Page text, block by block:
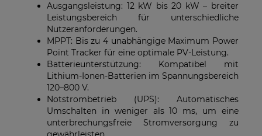
Ausgangsleistung: 12 kW bis 20 kW – breiter
Leistungsbereich für unterschiedliche
Nutzeranforderungen.
MPPT: Bis zu 4 unabhängige Maximum Power
Point Tracker für eine optimale PV-Leistung.
Batterieunterstützung: Kompatibel mit
Lithium-Ionen-Batterien im Spannungsbereich
120–800 V.
Notstrombetrieb (UPS): Automatisches
Umschalten in weniger als 10 ms, um eine
unterbrechungsfreie Stromversorgung zu